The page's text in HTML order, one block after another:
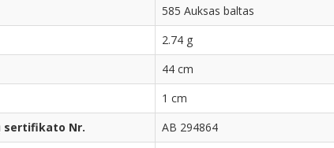
585 Auksas baltas
2.74 g
44 cm
1 cm
sertifikato Nr.
AB 294864